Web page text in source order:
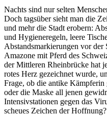
Nachts sind nur selten
Doch tagsüber sieht man die
und mehr die Stadt erobern:
und Hygieneregeln, leere
Abstandsmarkierungen vor
Amazone mit Pferd des
der Mittleren Rheinbrücke hat
rotes Herz gezeichnet wurde,
Frage, ob die antike
oder die Maske all jenen
Intensivstationen gegen das
scheues Zeichen der